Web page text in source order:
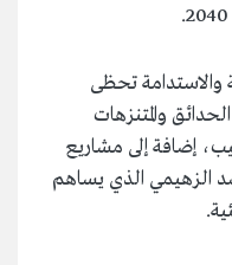
والاستدامة تحظى
والمتنزهات
إضافة إلى مشاريع
الزهيمي الذي يساهم